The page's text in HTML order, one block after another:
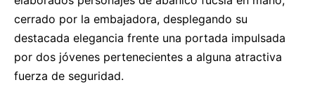
cerrado por la embajadora, desplegando su
destacada elegancia frente una portada impulsada
por dos jóvenes pertenecientes a alguna atractiva
fuerza de seguridad.